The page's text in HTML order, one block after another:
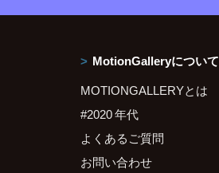
MotionGalleryについて
MOTIONGALLERYとは
#2020 年代
よくあるご質問
お問い合わせ